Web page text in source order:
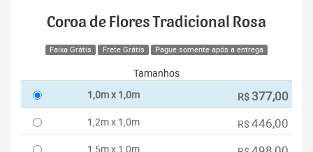
Coroa de Flores Tradicional Rosa
Faixa Grátis Frete Grátis Pague somente após a entrega
Tamanhos
1,0m x 1,0m
R$ 377,00
1,2m x 1,0m R$ 446,00
1,5m x 1,0m